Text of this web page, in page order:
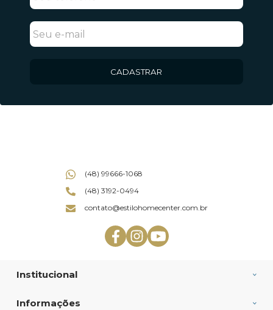
CADASTRAR
Institucional
Informações
(48) 99666-1068
(48) 3192-0494
contato@estilohomecenter.com.br